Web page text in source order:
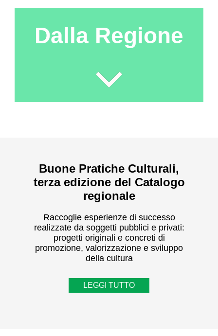
Dalla Regione
Buone Pratiche Culturali,
terza edizione del Catalogo
regionale
Raccoglie esperienze di successo
realizzate da soggetti pubblici e privati:
progetti originali e concreti di
promozione, valorizzazione e sviluppo
della cultura
LEGGI TUTTO